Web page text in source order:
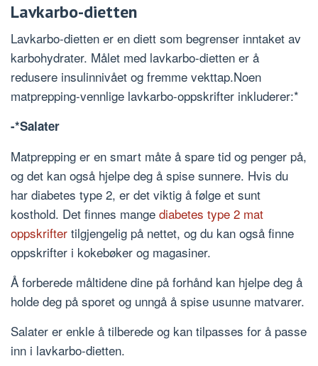
Lavkarbo-dietten
Lavkarbo-dietten er en diett som begrenser inntaket av
karbohydrater. Målet med lavkarbo-dietten er å
redusere insulinnivået og fremme vekttap.Noen
matprepping-vennlige lavkarbo-oppskrifter inkluderer:*
-*Salater
Matprepping er en smart måte å spare tid og penger på,
og det kan også hjelpe deg å spise sunnere. Hvis du
har diabetes type 2, er det viktig å følge et sunt
kosthold. Det finnes mange diabetes type 2 mat
oppskrifter tilgjengelig på nettet, og du kan også finne
oppskrifter i kokebøker og magasiner.
Å forberede måltidene dine på forhånd kan hjelpe deg å
holde deg på sporet og unngå å spise usunne matvarer.
Salater er enkle å tilberede og kan tilpasses for å passe
inn i lavkarbo-dietten.